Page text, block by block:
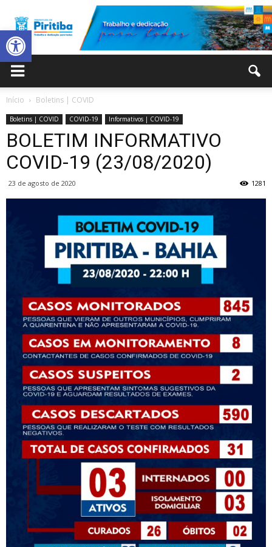
Abrir a barra de ferramentas
Municipal
Piritiba
Início Boletins | COVID
Boletins | COVID COVID-19 Informativos | COVID-19
BOLETIM INFORMATIVO
COVID-19 (23/08/2020)
23 de agosto de 2020 1281